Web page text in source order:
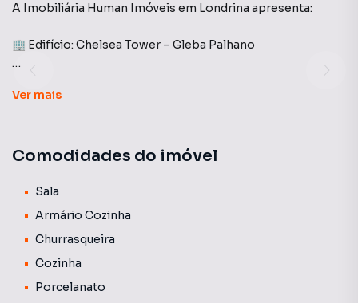
A Imobiliária Human Imóveis em Londrina apresenta:
🏢 Edifício: Chelsea Tower – Gleba Palhano
planejados de excelente qualidade, oferecendo conforto e
Localizado na Gleba Palhano, uma das regiões mais
valorizadas de Londrina, próximo ao Lago Igapó,
serviços essenciais.
Ver mais
Comodidades do imóvel
Sala
Armário Cozinha
Churrasqueira
Cozinha
Porcelanato